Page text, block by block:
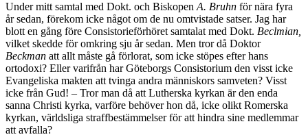
Under mitt samtal med Dokt. och Biskopen A. Bruhn för nära fyra
år sedan, förekom icke något om de nu omtvistade satser. Jag har
blott en gång före Consistorieförhöret samtalat med Dokt. Beclmian,
vilket skedde för omkring sju år sedan. Men tror då Doktor
Beckman att allt måste gå förlorat, som icke stöpes efter hans
ortodoxi? Eller varifrån har Göteborgs Consistorium den visst icke
Evangeliska makten att tvinga andra människors samveten? Visst
icke från Gud! – Tror man då att Lutherska kyrkan är den enda
sanna Christi kyrka, varföre behöver hon då, icke olikt Romerska
kyrkan, världsliga straffbestämmelser för att hindra sine medlemmar
att avfalla?